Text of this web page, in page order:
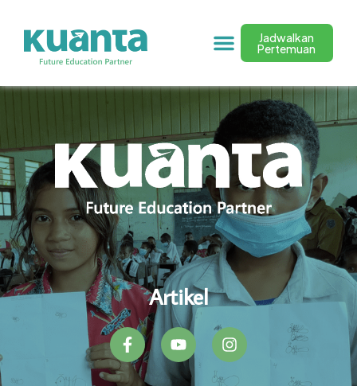
Jadwalkan
Pertemuan
Artikel